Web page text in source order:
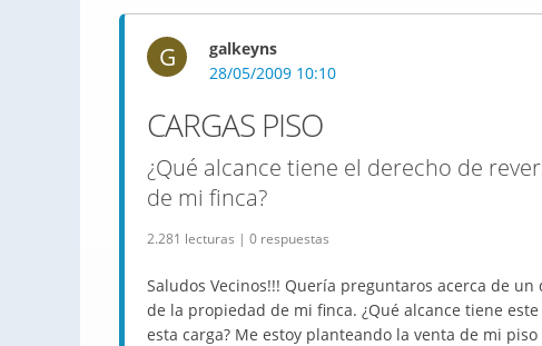
G
galkeyns
28/05/2009 10:10
CARGAS PISO
¿Qué alcance tiene el derecho de
de mi finca?
2.281 lecturas | 0 respuestas
Saludos Vecinos!!! Quería preguntaros acerca de
de la propiedad de mi finca. ¿Qué alcance tiene
esta carga? Me estoy planteando la venta de mi